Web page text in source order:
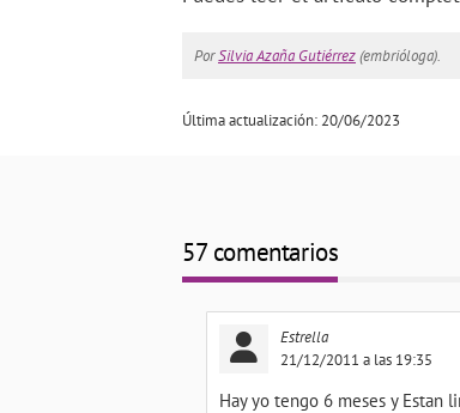
PorSilvia Azaña Gutiérrez(embrióloga).
Última actualización: 20/06/2023
57 comentarios
Estrella
21/12/2011 a las 19:35
Hay yo tengo 6 meses y Estan